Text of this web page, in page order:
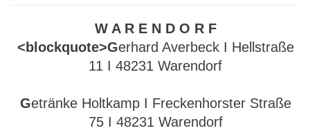
W A R E N D O R F
<blockquote>Gerhard Averbeck I Hellstraße
11 I 48231 Warendorf
Getränke Holtkamp I Freckenhorster Straße
75 I 48231 Warendorf